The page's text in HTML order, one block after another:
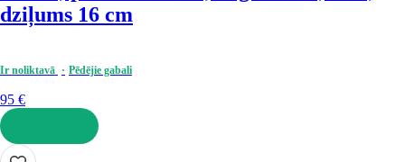
dziļums 16 cm
Ir noliktavā Pēdējie gabali
95 €
LIKT GROZĀ